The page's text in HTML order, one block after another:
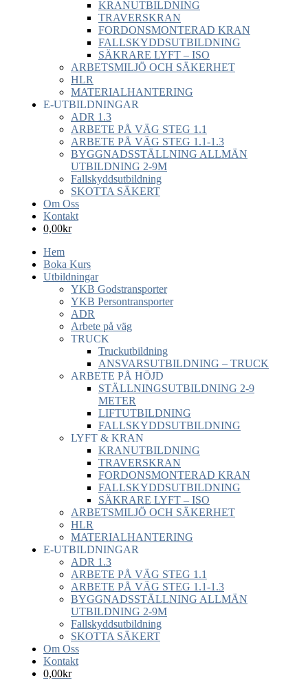
KRANUTBILDNING
TRAVERSKRAN
FORDONSMONTERAD KRAN
FALLSKYDDSUTBILDNING
SÄKRARE LYFT – ISO
ARBETSMILJÖ OCH SÄKERHET
HLR
MATERIALHANTERING
E-UTBILDNINGAR
ADR 1.3
ARBETE PÅ VÄG STEG 1.1
ARBETE PÅ VÄG STEG 1.1-1.3
BYGGNADSSTÄLLNING ALLMÄN
UTBILDNING 2-9M
Fallskyddsutbildning
SKOTTA SÄKERT
Om Oss
Kontakt
0,00kr
Hem
Boka Kurs
Utbildningar
YKB Godstransporter
YKB Persontransporter
ADR
Arbete på väg
TRUCK
Truckutbildning
ANSVARSUTBILDNING – TRUCK
ARBETE PÅ HÖJD
STÄLLNINGSUTBILDNING 2-9
METER
LIFTUTBILDNING
FALLSKYDDSUTBILDNING
LYFT & KRAN
KRANUTBILDNING
TRAVERSKRAN
FORDONSMONTERAD KRAN
FALLSKYDDSUTBILDNING
SÄKRARE LYFT – ISO
ARBETSMILJÖ OCH SÄKERHET
HLR
MATERIALHANTERING
E-UTBILDNINGAR
ADR 1.3
ARBETE PÅ VÄG STEG 1.1
ARBETE PÅ VÄG STEG 1.1-1.3
BYGGNADSSTÄLLNING ALLMÄN
UTBILDNING 2-9M
Fallskyddsutbildning
SKOTTA SÄKERT
Om Oss
Kontakt
0,00kr